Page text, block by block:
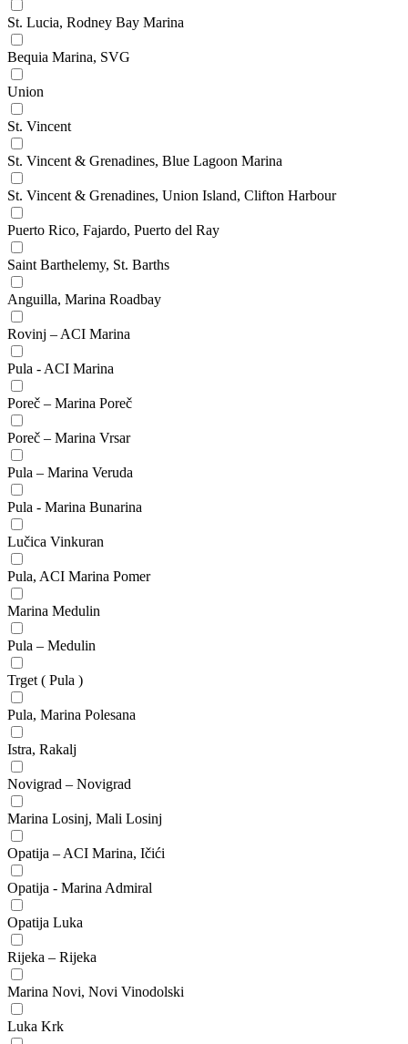
St. Lucia, Rodney Bay Marina
Bequia Marina, SVG
Union
St. Vincent
St. Vincent & Grenadines, Blue Lagoon Marina
St. Vincent & Grenadines, Union Island, Clifton Harbour
Puerto Rico, Fajardo, Puerto del Ray
Saint Barthelemy, St. Barths
Anguilla, Marina Roadbay
Rovinj – ACI Marina
Pula - ACI Marina
Poreč – Marina Poreč
Poreč – Marina Vrsar
Pula – Marina Veruda
Pula - Marina Bunarina
Lučica Vinkuran
Pula, ACI Marina Pomer
Marina Medulin
Pula – Medulin
Trget ( Pula )
Pula, Marina Polesana
Istra, Rakalj
Novigrad – Novigrad
Marina Losinj, Mali Losinj
Opatija – ACI Marina, Ičići
Opatija - Marina Admiral
Opatija Luka
Rijeka – Rijeka
Marina Novi, Novi Vinodolski
Luka Krk